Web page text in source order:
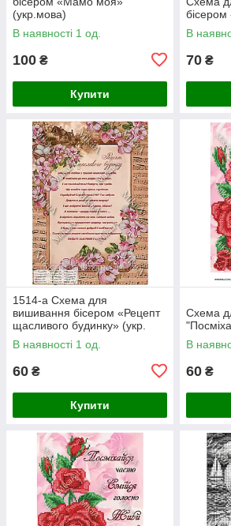
(укр.мова)
В наявності 1 од.
100 ₴
Купити
бісером
В
70 ₴
1514-а Схема для
вишивання бісером «Рецепт
щасливого будинку» (укр.
мова)
В наявності 1 од.
60 ₴
Купити
Схема
В
60 ₴